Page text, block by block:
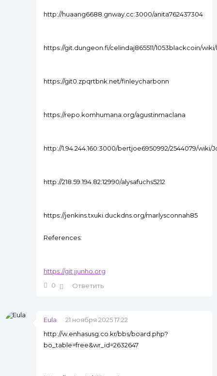
http://huaang6688.gnway.cc:3000/anita762437304
https://git.dungeon.fi/celindaj865511/1053blackcoin/
https://git0.zpqrtbnk.net/finleycharbonn
https://repo.komhumana.org/agustinmaclana
http://1.94.244.160:3000/bertjoe6950992/2544079/wiki/
http://218.59.194.82:12990/alysafuchs5212
https://jenkins.txuki.duckdns.org/marlysconnah85
References:
https://git.jjunho.org
0
Ответить
Eula
21 ноября 2025 17:22
http://w.enhasusg.co.kr/bbs/board.php?
bo_table=free&wr_id=2632647